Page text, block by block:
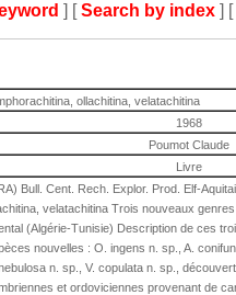
] [Search by index ] [
ollachitina, velatachitina
1968
Poumot Claude
Livre
Bull. Cent. Rech. Explor. Prod. Elf-
velatachitina Trois nouveaux
(Algérie-Tunisie) Description de ces
nouvelles : O. ingens n. sp., A.
n. sp., V. copulata n. sp.,
et ordoviciennes provenant de